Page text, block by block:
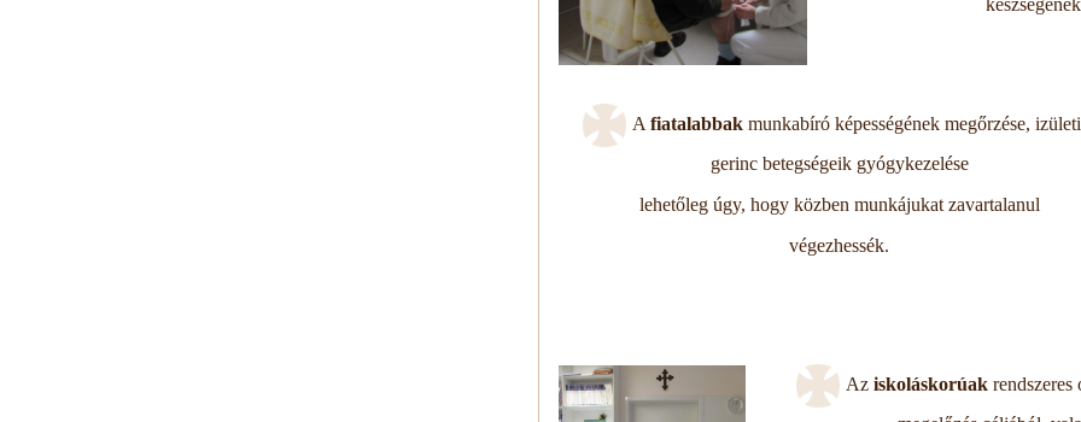
A fiatalabbak munkabíró képességének megőrzése,
gerinc betegségeik gyógykezelése
lehetőleg úgy, hogy közben munkájukat zavartalanul
végezhessék.
Az iskoláskorúakrendszeres